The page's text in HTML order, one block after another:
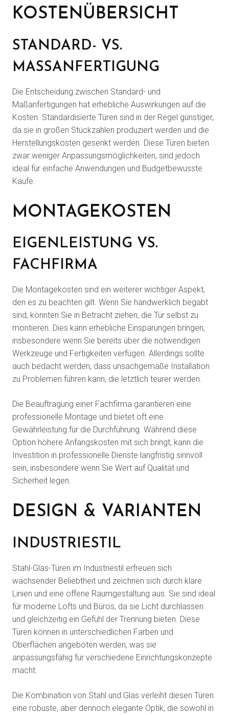
KOSTENÜBERSICHT
STANDARD- VS.
MASSANFERTIGUNG
Die Entscheidung zwischen Standard- und
Maßanfertigungen hat erhebliche Auswirkungen auf die
Kosten. Standardisierte Türen sind in der Regel günstiger,
da sie in großen Stückzahlen produziert werden und die
Herstellungskosten gesenkt werden. Diese Türen bieten
zwar weniger Anpassungsmöglichkeiten, sind jedoch
ideal für einfache Anwendungen und Budgetbewusste
Käufe.
MONTAGEKOSTEN
EIGENLEISTUNG VS.
FACHFIRMA
Die Montagekosten sind ein weiterer wichtiger Aspekt,
den es zu beachten gilt. Wenn Sie handwerklich begabt
sind, könnten Sie in Betracht ziehen, die Tür selbst zu
montieren. Dies kann erhebliche Einsparungen bringen,
insbesondere wenn Sie bereits über die notwendigen
Werkzeuge und Fertigkeiten verfügen. Allerdings sollte
auch bedacht werden, dass unsachgemäße Installation
zu Problemen führen kann, die letztlich teurer werden.
Die Beauftragung einer Fachfirma garantieren eine
professionelle Montage und bietet oft eine
Gewährleistung für die Durchführung. Während diese
Option höhere Anfangskosten mit sich bringt, kann die
Investition in professionelle Dienste langfristig sinnvoll
sein, insbesondere wenn Sie Wert auf Qualität und
Sicherheit legen.
DESIGN & VARIANTEN
INDUSTRIESTIL
Stahl-Glas-Türen im Industriestil erfreuen sich
wachsender Beliebtheit und zeichnen sich durch klare
Linien und eine offene Raumgestaltung aus. Sie sind ideal
für moderne Lofts und Büros, da sie Licht durchlassen
und gleichzeitig ein Gefühl der Trennung bieten. Diese
Türen können in unterschiedlichen Farben und
Oberflächen angeboten werden, was sie
anpassungsfähig für verschiedene Einrichtungskonzepte
macht.
Die Kombination von Stahl und Glas verleiht diesen Türen
eine robuste, aber dennoch elegante Optik, die sowohl in